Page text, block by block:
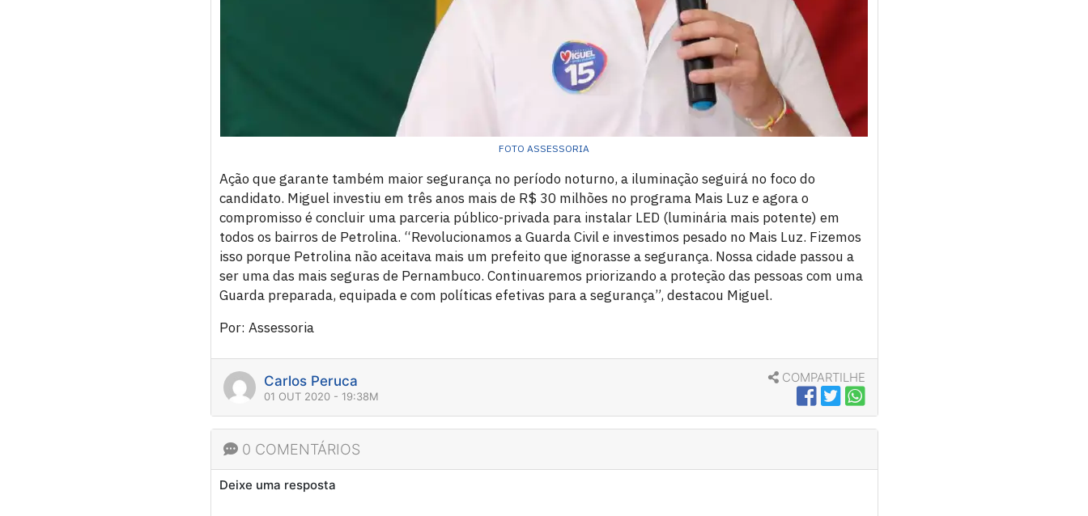
FOTO ASSESSORIA
Ação que garante também maior segurança no período noturno, a iluminação seguirá no foco do
candidato. Miguel investiu em três anos mais de R$ 30 milhões no programa Mais Luz e agora o
compromisso é concluir uma parceria público-privada para instalar LED (luminária mais potente) em
todos os bairros de Petrolina. “Revolucionamos a Guarda Civil e investimos pesado no Mais Luz. Fizemos
isso porque Petrolina não aceitava mais um prefeito que ignorasse a segurança. Nossa cidade passou a
ser uma das mais seguras de Pernambuco. Continuaremos priorizando a proteção das pessoas com uma
Guarda preparada, equipada e com políticas efetivas para a segurança”, destacou Miguel.
Por: Assessoria
Carlos Peruca
01 OUT 2020 - 19:38M
COMPARTILHE
0 COMENTÁRIOS
Deixe uma resposta